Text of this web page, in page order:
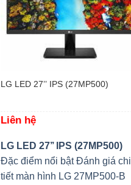
LG LED 27’’ IPS (27MP500)
Liên hệ
LG LED 27’’ IPS (27MP500)
Đặc điểm nổi bật Đánh giá chi
tiết màn hình LG 27MP500-B